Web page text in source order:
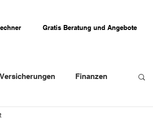
Gratis Beratung und Angebote
Versicherungen Finanzen